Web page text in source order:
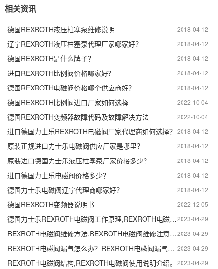
相关资讯
2018-04-12
德国REXROTH液压柱塞泵维修说明
2018-04-12
辽宁REXROTH液压柱塞泵代理厂家哪家好？
2018-04-12
德国REXROTH是什么牌子？
2018-04-12
进口REXROTH比例阀价格哪家好？
2018-04-12
德国REXROTH电磁阀价格哪个供应商好？
2022-10-04
德国REXROTH比例阀进口厂家如何选择
2022-10-04
德国REXROTH变频器故障代码及故障解决方法
2018-04-12
进口德国力士乐REXROTH电磁阀厂家代理商如何选择？
2018-04-12
原装正规进口力士乐电磁阀供应厂家是哪里？
2018-04-12
原装进口德国力士乐液压柱塞泵厂家价格多少？
2018-04-12
进口德国力士乐电磁阀价格多少？
2018-04-12
德国力士乐电磁阀辽宁代理商哪家好？
2022-12-05
德国REXROTH变频器说明书
2023-04-29
德国力士乐REXROTH电磁阀工作原理,REXROTH电磁阀作用及特点。
2023-04-29
REXROTH电磁阀维修方法,REXROTH电磁阀维修注意事项。
2023-04-29
REXROTH电磁阀漏气怎么办？REXROTH电磁阀漏气检测方法。
2023-04-29
REXROTH电磁阀结构,REXROTH电磁阀使用说明介绍。